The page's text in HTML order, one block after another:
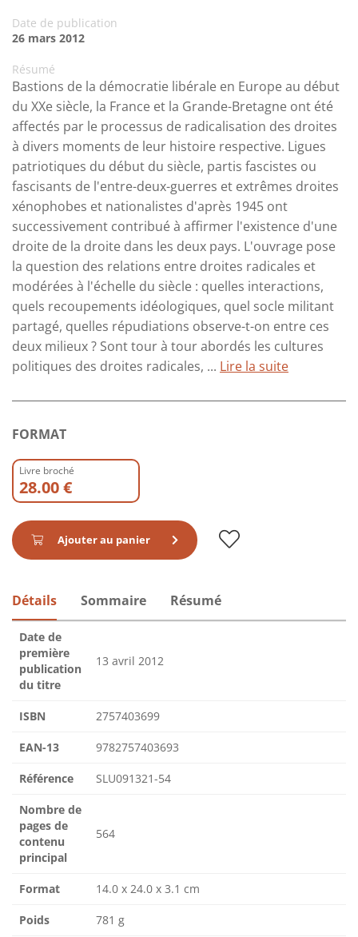
Date de publication
26 mars 2012
Résumé
Bastions de la démocratie libérale en Europe au début
du XXe siècle, la France et la Grande-Bretagne ont été
affectés par le processus de radicalisation des droites
à divers moments de leur histoire respective. Ligues
patriotiques du début du siècle, partis fascistes ou
fascisants de l'entre-deux-guerres et extrêmes droites
xénophobes et nationalistes d'après 1945 ont
successivement contribué à affirmer l'existence d'une
droite de la droite dans les deux pays. L'ouvrage pose
la question des relations entre droites radicales et
modérées à l'échelle du siècle : quelles interactions,
quels recoupements idéologiques, quel socle militant
partagé, quelles répudiations observe-t-on entre ces
deux milieux ? Sont tour à tour abordés les cultures
politiques des droites radicales, ... Lire la suite
FORMAT
Livre broché
28.00 €
Ajouter au panier
Détails Sommaire Résumé
Date de
première
publication
du titre
13 avril 2012
ISBN 2757403699
EAN-13 9782757403693
Référence SLU091321-54
Nombre de
pages de
contenu
principal
564
Format 14.0 x 24.0 x 3.1 cm
Poids 781 g